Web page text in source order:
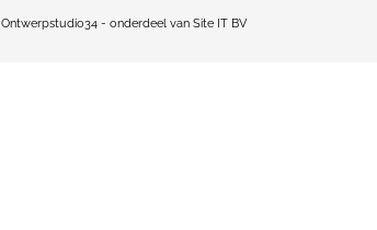
Ontwerpstudio34- onderdeel van Site IT BV